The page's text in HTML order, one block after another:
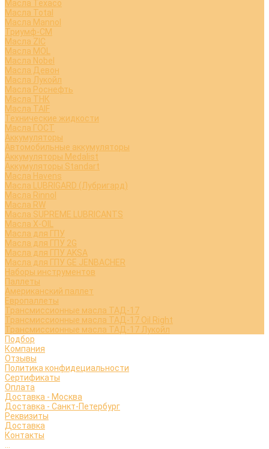
Масла Texaco
Масла Total
Масла Mannol
Триумф-СМ
Масла ZIC
Масла MOL
Масла Nobel
Масла Девон
Масла Лукойл
Масла Роснефть
Масла ТНК
Масла TAIF
Технические жидкости
Масла ГОСТ
Аккумуляторы
Автомобильные аккумуляторы
Аккумуляторы Medalist
Аккумуляторы Standart
Масла Havens
Масла LUBRIGARD (Лубригард)
Масла Rinnol
Масла RW
Масла SUPREME LUBRICANTS
Масла X-OIL
Масла для ГПУ
Масла для ГПУ 2G
Масла для ГПУ AKSA
Масла для ГПУ GE JENBACHER
Наборы инструментов
Паллеты
Американский паллет
Европаллеты
Трансмиссионные масла ТАД-17
Трансмиссионные масла ТАД-17 Oil Right
Трансмиссионные масла ТАД-17 Лукойл
Подбор
Компания
Отзывы
Политика конфидециальности
Сертификаты
Оплата
Доставка - Москва
Доставка - Санкт-Петербург
Реквизиты
Доставка
Контакты